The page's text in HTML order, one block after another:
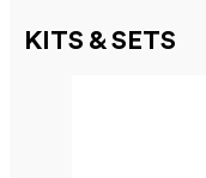
KITS & SETS